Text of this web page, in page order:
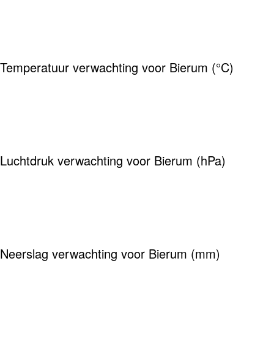
Temperatuur verwachting voor Bierum (°C)
Luchtdruk verwachting voor Bierum (hPa)
Neerslag verwachting voor Bierum (mm)